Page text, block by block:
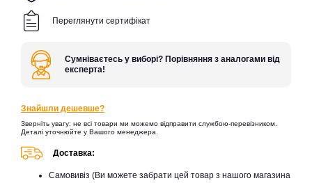
Переглянути сертифікат
Сумніваєтесь у виборі? Порівняння з аналогами від
експерта!
Знайшли дешевше?
Зверніть увагу: не всі товари ми можемо відправити службою-перевізником.
Деталі уточнюйте у Вашого менеджера.
Доставка:
Самовивіз (Ви можете забрати цей товар з нашого магазина